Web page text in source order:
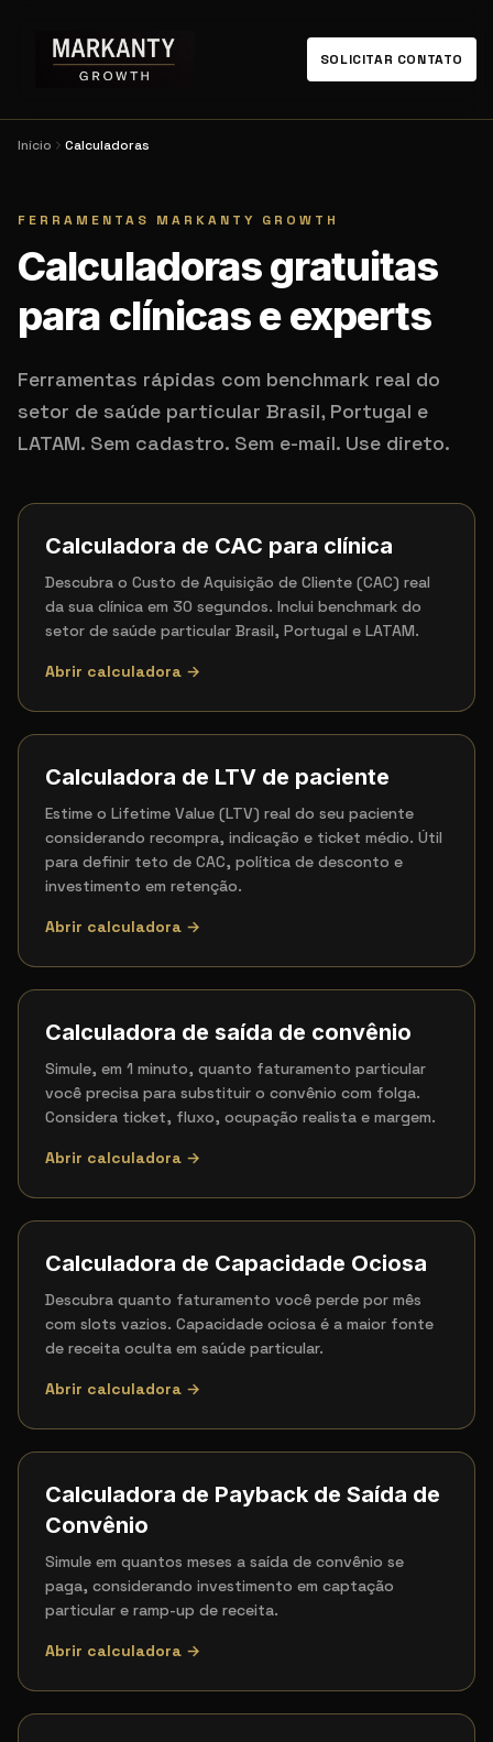
SOLICITAR CONTATO
Início Calculadoras
FERRAMENTAS MARKANTY GROWTH
Calculadoras gratuitas
para clínicas e experts
Ferramentas rápidas com benchmark real do
setor de saúde particular Brasil, Portugal e
LATAM. Sem cadastro. Sem e-mail. Use direto.
Calculadora de CAC para clínica
Descubra o Custo de Aquisição de Cliente (CAC) real
da sua clínica em 30 segundos. Inclui benchmark do
setor de saúde particular Brasil, Portugal e LATAM.
Abrir calculadora →
Calculadora de LTV de paciente
Estime o Lifetime Value (LTV) real do seu paciente
considerando recompra, indicação e ticket médio. Útil
para definir teto de CAC, política de desconto e
investimento em retenção.
Abrir calculadora →
Calculadora de saída de convênio
Simule, em 1 minuto, quanto faturamento particular
você precisa para substituir o convênio com folga.
Considera ticket, fluxo, ocupação realista e margem.
Abrir calculadora →
Calculadora de Capacidade Ociosa
Descubra quanto faturamento você perde por mês
com slots vazios. Capacidade ociosa é a maior fonte
de receita oculta em saúde particular.
Abrir calculadora →
Calculadora de Payback de Saída de
Convênio
Simule em quantos meses a saída de convênio se
paga, considerando investimento em captação
particular e ramp-up de receita.
Abrir calculadora →